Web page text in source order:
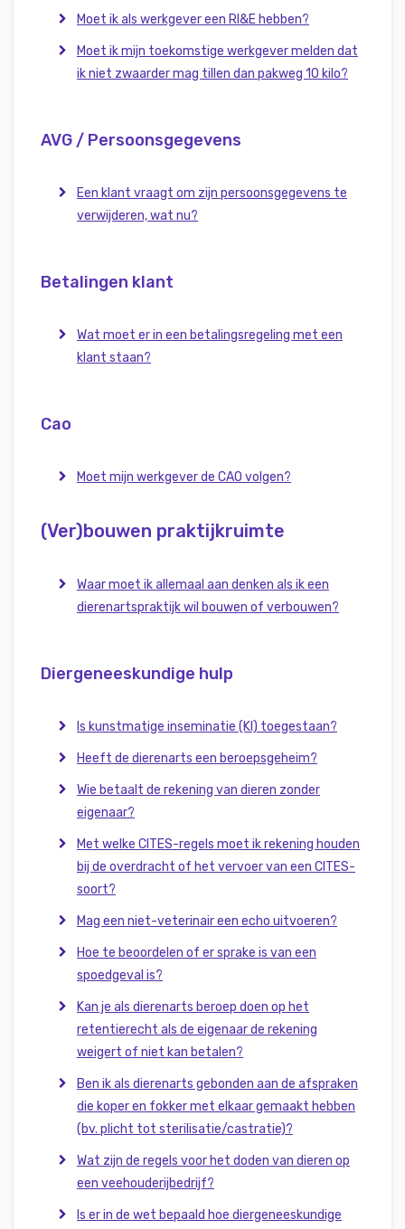
Moet ik als werkgever een RI&E hebben?
Moet ik mijn toekomstige werkgever melden dat
ik niet zwaarder mag tillen dan pakweg 10 kilo?
AVG / Persoonsgegevens
Een klant vraagt om zijn persoonsgegevens te
verwijderen, wat nu?
Betalingen klant
Wat moet er in een betalingsregeling met een
klant staan?
Cao
Moet mijn werkgever de CAO volgen?
(Ver)bouwen praktijkruimte
Waar moet ik allemaal aan denken als ik een
dierenartspraktijk wil bouwen of verbouwen?
Diergeneeskundige hulp
Is kunstmatige inseminatie (KI) toegestaan?
Heeft de dierenarts een beroepsgeheim?
Wie betaalt de rekening van dieren zonder
eigenaar?
Met welke CITES-regels moet ik rekening houden
bij de overdracht of het vervoer van een CITES-
soort?
Mag een niet-veterinair een echo uitvoeren?
Hoe te beoordelen of er sprake is van een
spoedgeval is?
Kan je als dierenarts beroep doen op het
retentierecht als de eigenaar de rekening
weigert of niet kan betalen?
Ben ik als dierenarts gebonden aan de afspraken
die koper en fokker met elkaar gemaakt hebben
(bv. plicht tot sterilisatie/castratie)?
Wat zijn de regels voor het doden van dieren op
een veehouderijbedrijf?
Is er in de wet bepaald hoe diergeneeskundige